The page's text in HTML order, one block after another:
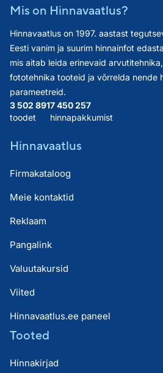
Mis on Hinnavaatlus?
Hinnavaatlus on 1997. aastast
Eesti vanim ja suurim hinnainfot
mis aitab leida erinevaid
fototehnika tooteid ja võrrelda nende
parameetreid.
3 502 891
toodet
7 450 257
hinnapakkumist
Hinnavaatlus
Firmakataloog
Meie kontaktid
Reklaam
Pangalink
Valuutakursid
Viited
Hinnavaatlus.ee paneel
Tooted
Hinnakirjad